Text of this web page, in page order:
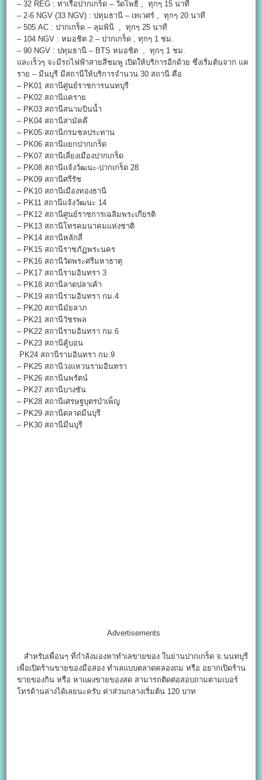
– 32 REG : ท่าเรือปากเกร็ด – วัดโพธิ์ , ทุกๆ 15 นาที
– 2-6 NGV (33 NGV) : ปทุมธานี – เทเวศร์ , ทุกๆ 20 นาที
– 505 AC : ปากเกร็ด – ลุมพินี , ทุกๆ 25 นาที
– 104 NGV : หมอชิต 2 – ปากเกร็ด , ทุกๆ 1 ชม.
– 90 NGV : ปทุมธานี – BTS หมอชิต , ทุกๆ 1 ชม.
และเร็วๆ จะมีรถไฟฟ้าสายสีชมพู เปิดให้บริการอีกด้วย ซึ่งเริ่มต้นจาก แค
ราย – มีนบุรี มีสถานีให้บริการจำนวน 30 สถานี คือ
– PK01 สถานีศูนย์ราชการนนทบุรี
– PK02 สถานีแคราย
– PK03 สถานีสนามบินน้ำ
– PK04 สถานีสามัคคี
– PK05 สถานีกรมชลประทาน
– PK06 สถานีแยกปากเกร็ด
– PK07 สถานีเลี่ยงเมืองปากเกร็ด
– PK08 สถานีแจ้งวัฒนะ-ปากเกร็ด 28
– PK09 สถานีศรีรัช
– PK10 สถานีเมืองทองธานี
– PK11 สถานีแจ้งวัฒนะ 14
– PK12 สถานีศูนย์ราชการเฉลิมพระเกียรติ
– PK13 สถานีโทรคมนาคมแห่งชาติ
– PK14 สถานีหลักสี่
– PK15 สถานีราชภัฏพระนคร
– PK16 สถานีวัดพระศรีมหาธาตุ
– PK17 สถานีรามอินทรา 3
– PK18 สถานีลาดปลาเค้า
– PK19 สถานีรามอินทรา กม.4
– PK20 สถานีมัยลาภ
– PK21 สถานีวัชรพล
– PK22 สถานีรามอินทรา กม.6
– PK23 สถานีคู้บอน
PK24 สถานีรามอินทรา กม.9
– PK25 สถานีวงแหวนรามอินทรา
– PK26 สถานีนพรัตน์
– PK27 สถานีบางชัน
– PK28 สถานีเศรษฐบุตรบำเพ็ญ
– PK29 สถานีตลาดมีนบุรี
– PK30 สถานีมีนบุรี
Advertisements
สำหรับเพื่อนๆ ที่กำลังมองหาทำเลขายของ ในย่านปากเกร็ด จ.นนทบุรี
เพื่อเปิดร้านขายของมือสอง ทำเลแบบตลาดคลองถม หรือ อยากเปิดร้าน
ขายของกิน หรือ หาแผงขายของสด สามารถติดต่อสอบถามตามเบอร์
โทรด้านล่างได้เลยนะครับ ค่าส่วนกลางเริ่มต้น 120 บาท